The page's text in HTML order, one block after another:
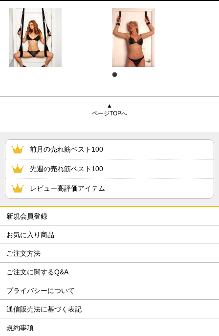
▲
ページTOPへ
前月の売れ筋ベスト100
先週の売れ筋ベスト100
レビュー高評価アイテム
新規会員登録
お気に入り商品
ご注文方法
ご注文に関するQ&A
プライバシーについて
通信販売法に基づく表記
規約事項